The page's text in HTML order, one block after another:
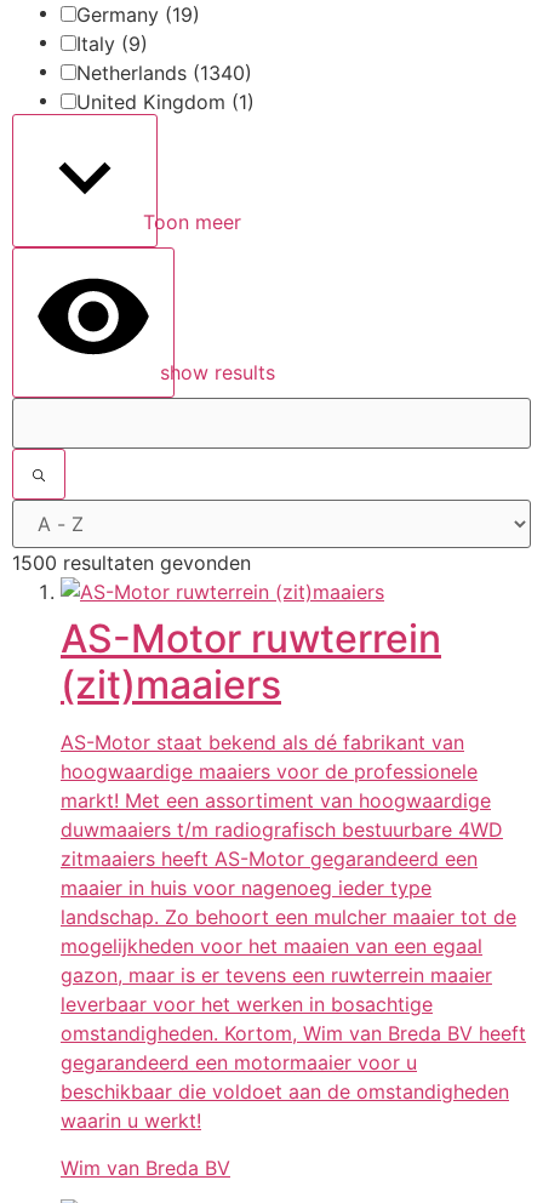
Germany (19)
Italy (9)
Netherlands (1340)
United Kingdom (1)
Toon meer
show results
1500 resultaten gevonden
AS-Motor ruwterrein
(zit)maaiers
AS-Motor staat bekend als dé fabrikant van
hoogwaardige maaiers voor de professionele
markt! Met een assortiment van hoogwaardige
duwmaaiers t/m radiografisch bestuurbare 4WD
zitmaaiers heeft AS-Motor gegarandeerd een
maaier in huis voor nagenoeg ieder type
landschap. Zo behoort een mulcher maaier tot de
mogelijkheden voor het maaien van een egaal
gazon, maar is er tevens een ruwterrein maaier
leverbaar voor het werken in bosachtige
omstandigheden. Kortom, Wim van Breda BV heeft
gegarandeerd een motormaaier voor u
beschikbaar die voldoet aan de omstandigheden
waarin u werkt!
Wim van Breda BV